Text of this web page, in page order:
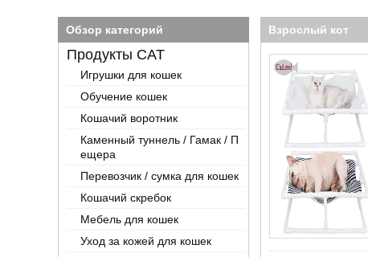
Обзор категорий
Продукты CAT
Игрушки для кошек
Обучение кошек
Кошачий воротник
Каменный туннель / Гамак / П
ещера
Перевозчик / сумка для кошек
Кошачий скребок
Мебель для кошек
Уход за кожей для кошек
Взрослый кот